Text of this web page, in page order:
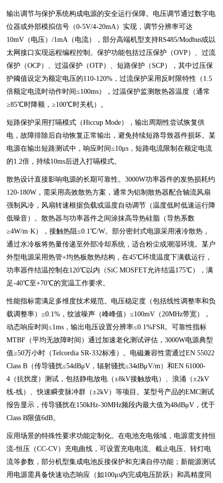
输出调节与保护系统构成电源的安全运行保障。电压调节通过数字电
位器或外部模拟信号（0-5V/4-20mA）实现，调节分辨率可达
10mV（电压）/1mA（电流），部分高端机型支持RS485/Modbus或以
太网接口实现远程编程控制。保护功能包括过压保护（OVP）、过流
保护（OCP）、过温保护（OTP）、短路保护（SCP），其中过压保
护阈值设定为额定电压的110-120%，过流保护采用反时限特性（1.5
倍额定电流时动作时间≤100ms），过温保护监测散热器温度（通常
≥85℃时降额，≥100℃时关机）。
短路保护采用打嗝模式（Hiccup Mode），输出周期性尝试恢复供
电，故障排除后自动恢复正常输出，避免持续短路导致器件损坏。某
电源在输出短路测试中，响应时间≤10μs，短路电流限制在额定电流
的1.2倍，持续10ms后进入打嗝模式。
散热设计直接影响电源的长期可靠性。3000W功率器件的发热损耗约
120-180W，需采用高效散热方案，通常为铝制散热器配合轴流风扇
强制风冷，风扇转速根据负载或温度自动调节（温度低时低速运行降
低噪音）。散热器与功率器件之间涂抹高导热硅脂（导热系数
≥4W/m·K），接触热阻≤0.1℃/W。部分密封式电源采用液冷散热，
通过水冷板将热量传递至外部冷却系统，适合粉尘或潮湿环境。某户
外型电源采用热管+均热板散热结构，在45℃环境温度下满载运行，
功率器件结温控制在120℃以内（SiC MOSFET允许结温175℃），满
足-40℃至+70℃的宽温工作要求。
性能指标需满足多维度技术规范。电压稳定度（包括线性调整率和负
载调整率）≤0.1%，纹波噪声（峰峰值）≤100mV（20MHz带宽），
动态响应时间≤1ms，输出电压设置分辨率≤0.1%FSR。可靠性指标
MTBF（平均无故障时间）通过加速老化测试评估，3000W电源典型
值≥50万小时（Telcordia SR-332标准）。电磁兼容性需通过EN 55022
Class B（传导骚扰≤54dBμV，辐射骚扰≤34dBμV/m）和EN 61000-
4（抗扰度）测试，包括静电放电（±8kV接触放电）、浪涌（±2kV
线-线）、快速瞬变脉冲群（±2kV）等项目。某型号产品的EMC测试
报告显示，传导骚扰在150kHz-30MHz频段内最大值为48dBμV，优于
Class B限值6dB。
应用场景的特殊性要求功能定制化。在电池充电领域，电源需支持恒
流-恒压（CC-CV）充电曲线，可设置充电电流、截止电压、转灯电
流等参数，部分机型集成电池反接保护和充满自停功能；新能源测试
用电源需具备快速动态响应（如100μs内完成电压阶跃）和高精度同